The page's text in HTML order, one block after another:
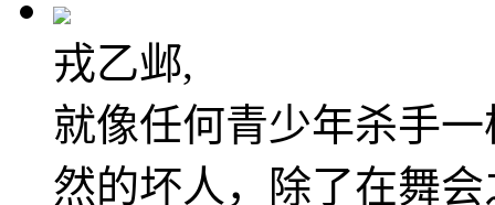
戎乙邺,
就像任何青少年杀手
然的坏人，除了在舞